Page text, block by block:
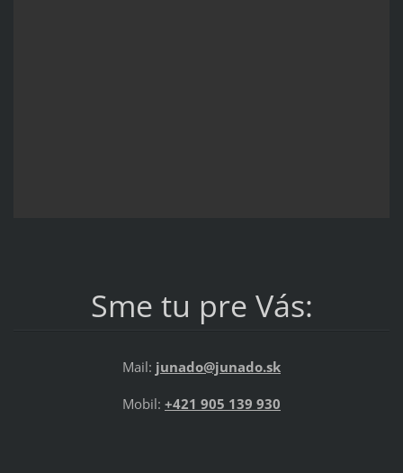
Sme tu pre Vás:
Mail: junado@junado.sk
Mobil: +421 905 139 930